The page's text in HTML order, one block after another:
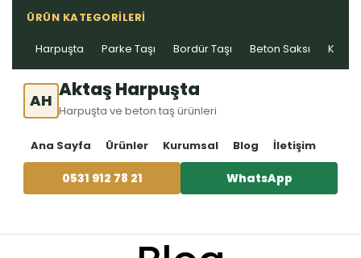
ÜRÜN KATEGORILERI
Harpuşta Parke Taşı Bordür Taşı Beton Saksı Kablo
AH Aktaş Harpuşta
Harpuşta ve beton taş ürünleri
Ana Sayfa Ürünler Kurumsal Blog İletişim
0531 912 78 21 WhatsApp